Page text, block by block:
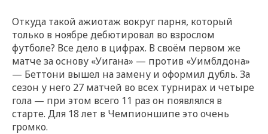
Откуда такой ажиотаж вокруг парня, который
только в ноябре дебютировал во взрослом
футболе? Все дело в цифрах. В своём первом же
матче за основу «Уигана» — против «Уимблдона»
— Беттони вышел на замену и оформил дубль. За
сезон у него 27 матчей во всех турнирах и четыре
гола — при этом всего 11 раз он появлялся в
старте. Для 18 лет в Чемпионшипе это очень
громко.